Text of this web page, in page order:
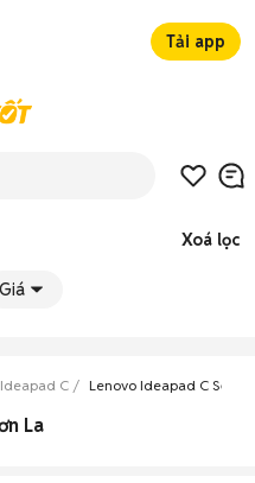
Tải app
Xoá lọc
Giá
C Lenovo Ideapad C Sơn La
La